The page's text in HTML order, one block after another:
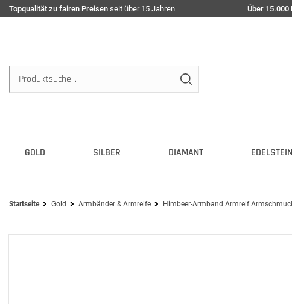
Topqualität zu fairen Preisen seit über 15 Jahren Über 15.000
GOLD SILBER DIAMANT EDELSTEIN
Startseite Gold Armbänder & Armreife Himbeer-Armband Armreif